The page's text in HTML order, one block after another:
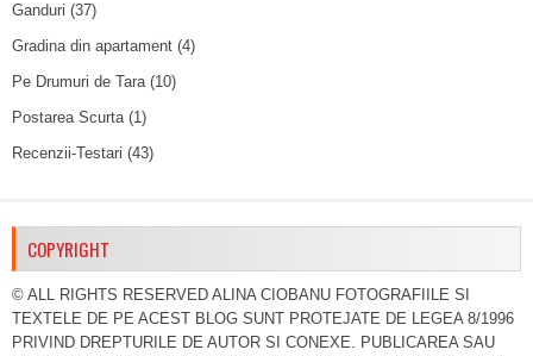
Ganduri (37)
Gradina din apartament (4)
Pe Drumuri de Tara(10)
Postarea Scurta(1)
Recenzii-Testari (43)
COPYRIGHT
© ALL RIGHTS RESERVED ALINA CIOBANU FOTOGRAFIILE SI
TEXTELE DE PE ACEST BLOG SUNT PROTEJATE DE LEGEA 8/1996
PRIVIND DREPTURILE DE AUTOR SI CONEXE. PUBLICAREA SAU